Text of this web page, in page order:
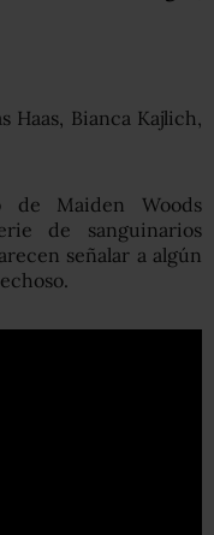
Haas, Bianca Kajlich,
Maiden Woods
de sanguinarios
señalar a algún